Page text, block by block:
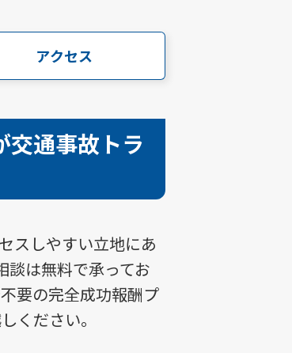
アクセス
交通事故トラ
スしやすい立地にあ
談は無料で承ってお
要の完全成功報酬プ
ください。